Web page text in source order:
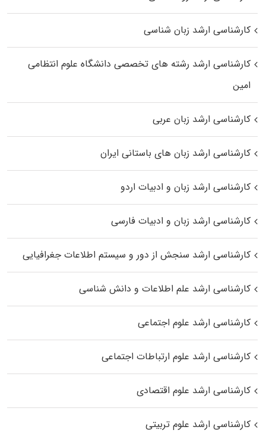
کارشناسی ارشد زبان شناسی
کارشناسی ارشد رﺷﺘﻪ ﻫﺎی تخصصی داﻧﺸﮕﺎه ﻋﻠﻮم انتظامی
اﻣﻴﻦ
کارشناسی ارشد زبان عربی
کارشناسی ارشد زبان‌ های باستانی ایران
کارشناسی ارشد زبان و ادبیات اردو
کارشناسی ارشد زبان و ادبیات فارسی
کارشناسی ارشد سنجش از دور و سیستم اطلاعات جغرافیایی
کارشناسی ارشد علم اطلاعات و دانش شناسی
کارشناسی ارشد علوم اجتماعی
کارشناسی ارشد علوم ارتباطات اجتماعی
کارشناسی ارشد علوم اقتصادی
کارشناسی ارشد علوم تربیتی